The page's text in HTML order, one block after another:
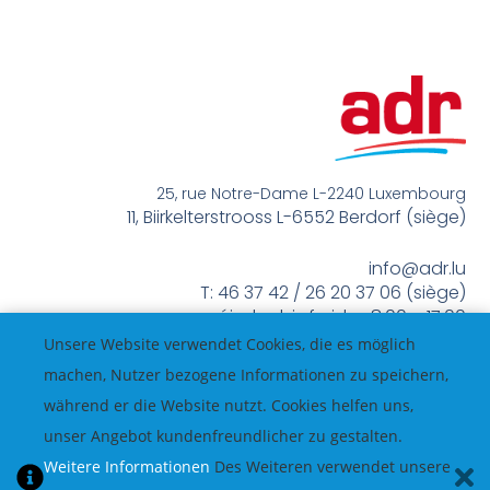
25, rue Notre-Dame L-2240 Luxembourg
11, Biirkelterstrooss L-6552 Berdorf (siège)
info@adr.lu
T: 46 37 42 / 26 20 37 06 (siège)
méindes bis freides 8:00 – 17:00
Unsere Website verwendet Cookies, die es möglich
machen, Nutzer bezogene Informationen zu speichern,
während er die Website nutzt. Cookies helfen uns,
unser Angebot kundenfreundlicher zu gestalten.
Weitere Informationen Des Weiteren verwendet unsere